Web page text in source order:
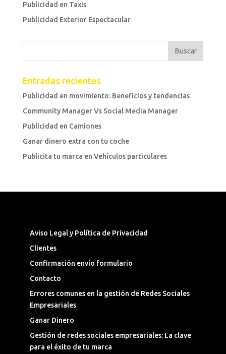
Publicidad en Taxis
Publicidad Exterior Espectacular
Entradas recientes
Publicidad en movimiento: Beneficios y tendencias
Community Manager Vs Social Media Manager
Publicidad en Camiones
Ganar dinero extra con tu coche
Publicita tu marca en Vehículos particulares
Aviso Legal y Política de Privacidad
Clientes
Confirmación envío formulario
Contacto
Errores comunes en la gestión de Redes Sociales
Empresariales
Ganar Dinero
Gestión de redes sociales empresariales: La clave
para el éxito de tu marca